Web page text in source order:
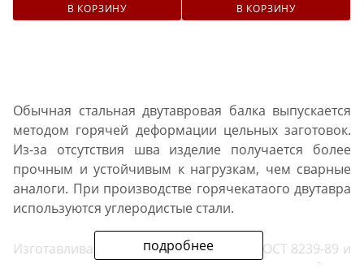
В КОРЗИНУ В КОРЗИНУ
подробнее
Обычная стальная двутавровая балка выпускается
методом горячей деформации цельных заготовок.
Из-за отсутствия шва изделие получается более
прочным и устойчивым к нагрузкам, чем сварные
аналоги. При производстве горячекатаого двутавра
используются углеродистые стали.
Изготавливаются металлоизделия по ГОСТ 8239-89 и
ТУ отдельных производителей. Маркируются балки